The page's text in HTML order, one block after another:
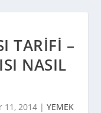
TARIFI –
NASIL
11, 2014| YEMEK